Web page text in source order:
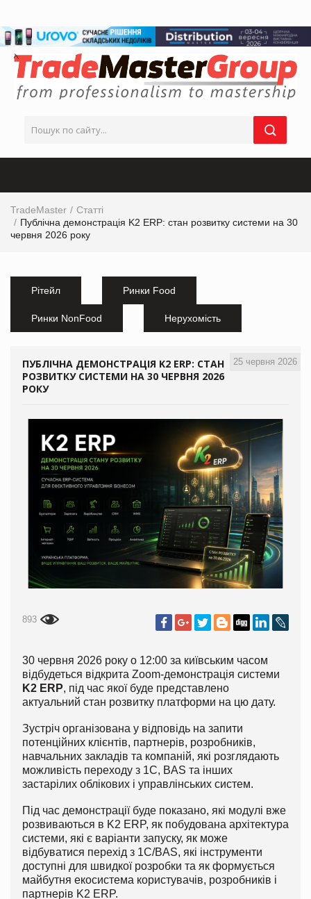
TradeMaster
Статті
Публічна демонстрація K2 ERP: стан розвитку системи на 30
червня 2026 року
Рітейл Ринки Food
Ринки NonFood Нерухомість
25 червня 2026
ПУБЛІЧНА ДЕМОНСТРАЦІЯ K2 ERP: СТАН
РОЗВИТКУ СИСТЕМИ НА 30 ЧЕРВНЯ 2026
РОКУ
893
30 червня 2026 року о 12:00 за київським часом
відбудеться відкрита Zoom-демонстрація системи
K2 ERP, під час якої буде представлено
актуальний стан розвитку платформи на цю дату.
Зустріч організована у відповідь на запити
потенційних клієнтів, партнерів, розробників,
навчальних закладів та компаній, які розглядають
можливість переходу з 1С, BAS та інших
застарілих облікових і управлінських систем.
Під час демонстрації буде показано, які модулі вже
розвиваються в K2 ERP, як побудована архітектура
системи, які є варіанти запуску, як може
відбуватися перехід з 1С/BAS, які інструменти
доступні для швидкої розробки та як формується
майбутня екосистема користувачів, розробників і
партнерів K2 ERP.